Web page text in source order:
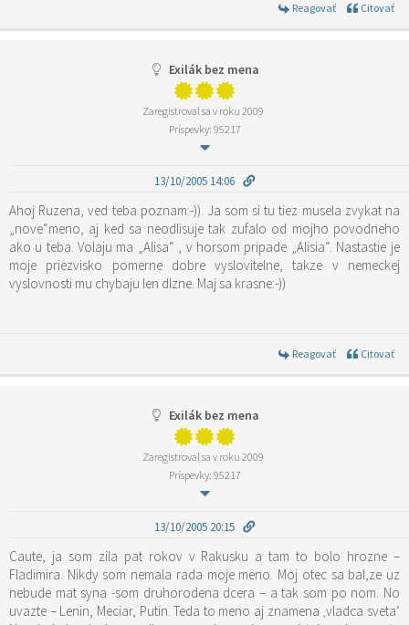
Reagovať Citovať
Exilák bez mena
Zaregistroval sa v roku 2009
Príspevky: 95217
13/10/2005 14:06
Ahoj Ruzena, ved teba poznam:-)). Ja som si tu tiez musela zvykat na
„nove“meno, aj ked sa neodlisuje tak zufalo od mojho povodneho
ako u teba. Volaju ma „Alisa“ , v horsom pripade „Alisia“. Nastastie je
moje priezvisko pomerne dobre vyslovitelne, takze v nemeckej
vyslovnosti mu chybaju len dlzne. Maj sa krasne:-))
Reagovať Citovať
Exilák bez mena
Zaregistroval sa v roku 2009
Príspevky: 95217
13/10/2005 20:15
Caute, ja som zila pat rokov v Rakusku a tam to bolo hrozne –
Fladimira. Nikdy som nemala rada moje meno. Moj otec sa bal,ze uz
nebude mat syna -som druhorodena dcera – a tak som po nom. No
uvazte – Lenin, Meciar, Putin. Teda to meno aj znamena ‚vladca sveta‘